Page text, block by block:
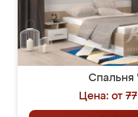
Спальня
Цена: от